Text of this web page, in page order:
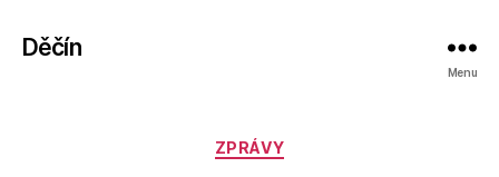
Děčín
Menu
Rubriky
ZPRÁVY